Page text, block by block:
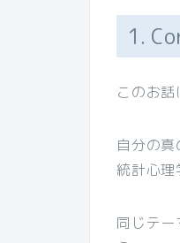
1.
このお
自分の
統計心
同じテ